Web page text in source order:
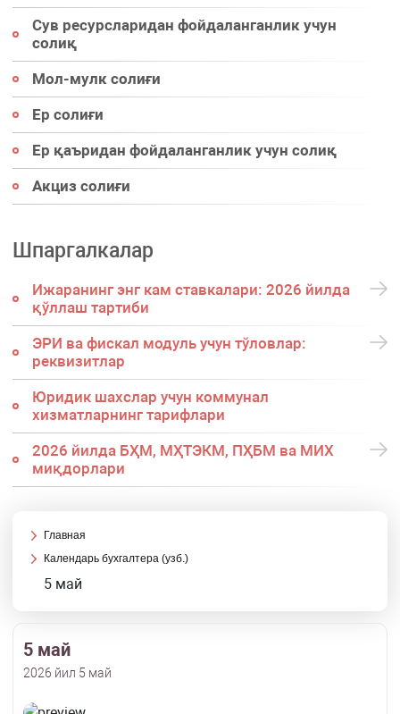
Сув ресурсларидан фойдаланганлик учун
солиқ
Мол-мулк солиғи
Ер солиғи
Ер қаъридан фойдаланганлик учун солиқ
Акциз солиғи
Шпаргалкалар
Ижаранинг энг кам ставкалари: 2026 йилда
қўллаш тартиби
ЭРИ ва фискал модуль учун тўловлар:
реквизитлар
Юридик шахслар учун коммунал
хизматларнинг тарифлари
2026 йилда БҲМ, МҲТЭКМ, ПҲБМ ва МИХ
миқдорлари
Главная
Календарь бухгалтера (узб.)
5 май
5 май
2026 йил 5 май